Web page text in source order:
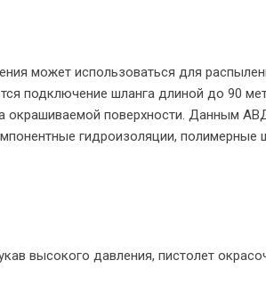
может использоваться для
подключение шланга длиной до 90
окрашиваемой поверхности. Данным
гидроизоляции, полимерные
высокого давления, пистолет